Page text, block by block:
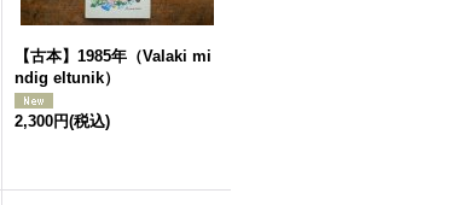
【古本】1985年（Valaki mi
ndig eltunik）
2,300円(税込)